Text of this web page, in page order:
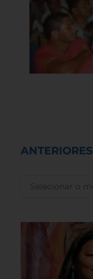
ANTERIORES